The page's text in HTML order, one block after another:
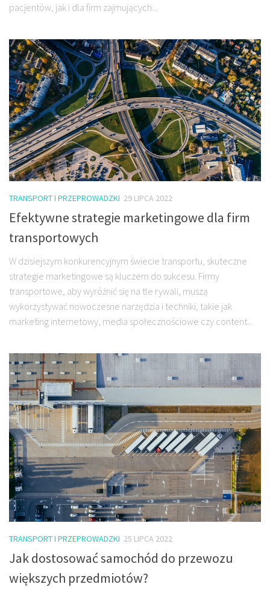
pacjentów, jak i dla firm zajmujących...
TRANSPORT I PRZEPROWADZKI 29 LIPCA 2022
Efektywne strategie marketingowe dla firm
transportowych
W dzisiejszym konkurencyjnym świecie transportu, skuteczne
strategie marketingowe są kluczem do sukcesu. Firmy
transportowe, aby wyróżnić się na tle rywali, muszą
wykorzystywać nowoczesne narzędzia i techniki, takie jak
marketing internetowy, media społecznościowe czy content...
TRANSPORT I PRZEPROWADZKI 25 LIPCA 2022
Jak dostosować samochód do przewozu
większych przedmiotów?